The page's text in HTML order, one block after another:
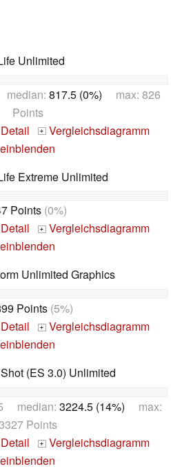
Unlimited
817.5 (0%) max: 826
Points
+ Vergleichsdiagramm
einblenden
Extreme Unlimited
Points(0%)
+ Vergleichsdiagramm
einblenden
Unlimited Graphics
Points(5%)
+ Vergleichsdiagramm
einblenden
(ES 3.0) Unlimited
median: 3224.5 (14%) max:
Points
+ Vergleichsdiagramm
einblenden